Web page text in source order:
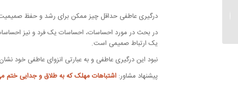
درگیری عاطفی حداقل چیز ممکن برای رشد و حفظ
در بحث در مورد احساسات، احساسات یک فرد و نیز
یک ارتباط صمیمی است.
نبود این درگیری عاطفی و به عبارتی انزوای عاطفی خود
پیشنهاد مشاور: اشتباهات مهلک که بهطلاق و جداییختم
موفقیت در آزمون -نظرات